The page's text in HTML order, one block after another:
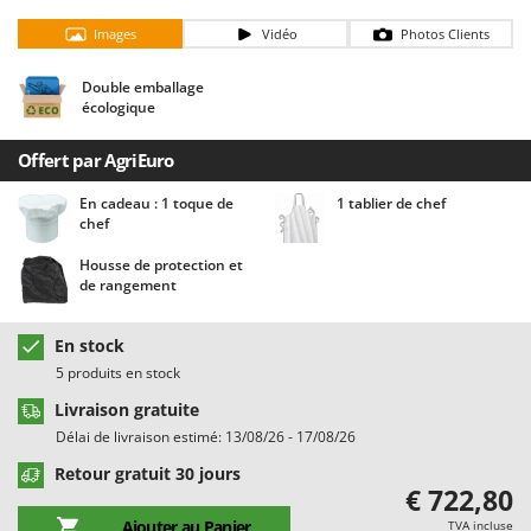
Chaudrons électriques pour polenta
Cisailles à gazon à batterie
Cisailles taille-haies manuelles
Climatiseurs
Compresseurs d'air électriques
Compresseurs pour la récolte des olives et la taille
Coupe-bordures - Trimmers
Coupe-branches
Couveuses à œufs
Cultivateurs Tiller à ressorts - Extirpateurs
D
Débroussailleuses
Décompacteurs agricoles
Découpeurs plasma
Déplaqueuses de gazon
Barbieri
Batavia
Benassi
Berkel
Bernardi
Bertolini Pumps
Besser Vacuum
Bestway
Beta tools
Bissell
Black & Decker
BlackStone
Blue Bird
Bomet
Images Vidéo Photos Clients
Double emballage
écologique
Offert par AgriEuro
En cadeau : 1 toque de
chef
1 tablier de chef
Housse de protection et
de rangement
En stock
5 produits en stock
Livraison gratuite
Délai de livraison estimé: 13/08/26 - 17/08/26
Retour gratuit 30 jours
€ 722,80
TVA incluse